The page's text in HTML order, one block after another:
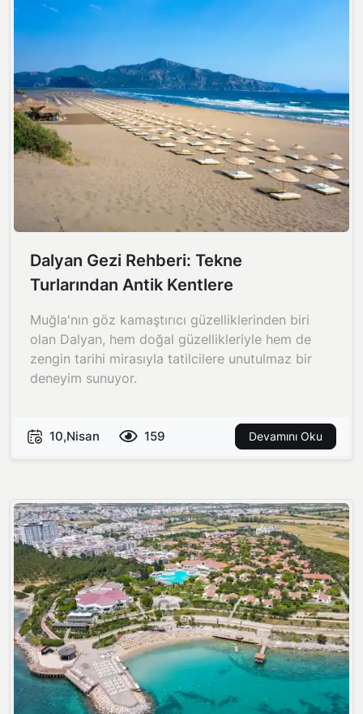
Dalyan Gezi Rehberi: Tekne
Turlarından Antik Kentlere
Muğla'nın göz kamaştırıcı güzelliklerinden biri
olan Dalyan, hem doğal güzellikleriyle hem de
zengin tarihi mirasıyla tatilcilere unutulmaz bir
deneyim sunuyor.
10,Nisan 159 Devamını Oku